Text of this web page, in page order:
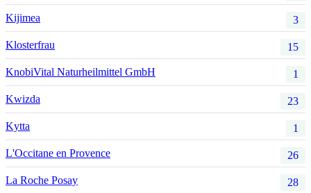
Kijimea 3
Klosterfrau 15
KnobiVital Naturheilmittel GmbH 1
Kwizda 23
Kytta 1
L'Occitane en Provence 26
La Roche Posay 28